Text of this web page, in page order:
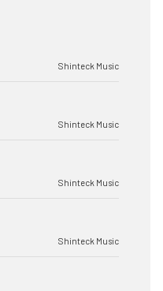
Shinteck Music
Shinteck Music
Shinteck Music
Shinteck Music